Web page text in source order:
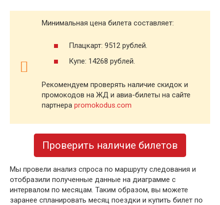
Минимальная цена билета составляет:
Плацкарт: 9512 рублей.
Купе: 14268 рублей.
Рекомендуем проверять наличие скидок и
промокодов на ЖД и авиа-билеты на сайте
партнера promokodus.com
Проверить наличие билетов
Мы провели анализ спроса по маршруту следования и
отобразили полученные данные на диаграмме с
интервалом по месяцам. Таким образом, вы можете
заранее спланировать месяц поездки и купить билет по